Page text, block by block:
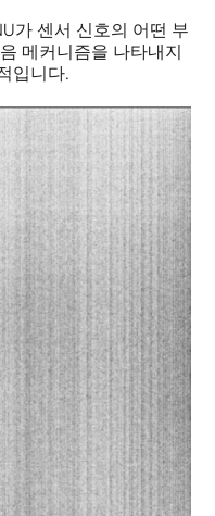
가 센서 신호의 어떤 부
메커니즘을 나타내지
입니다.